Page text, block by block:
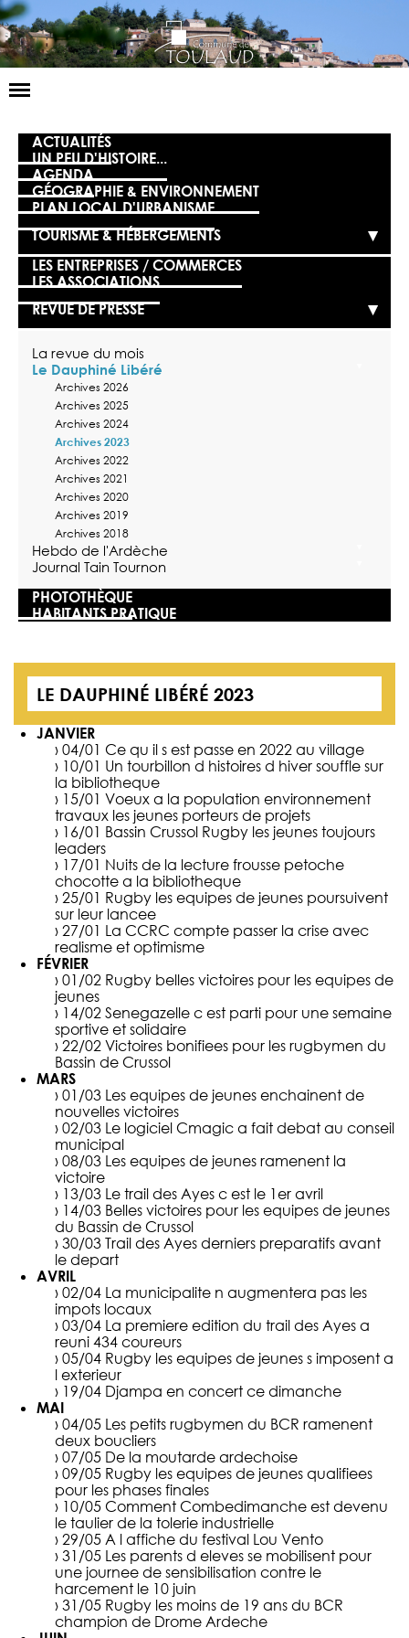
Basculer
LA MAIRIE
NOS SERVICES
LA VIE LOCALE
VOS DÉMARCHES
CONTACT
ACTUALITÉS
UN PEU D'HISTOIRE...
AGENDA
GÉOGRAPHIE & ENVIRONNEMENT
PLAN LOCAL D'URBANISME
TOURISME & HÉBERGEMENTS
LES ENTREPRISES / COMMERCES
LES ASSOCIATIONS
REVUE DE PRESSE
La revue du mois
Le Dauphiné Libéré
Archives 2026
Archives 2025
Archives 2024
Archives 2023
Archives 2022
Archives 2021
Archives 2020
Archives 2019
Archives 2018
Hebdo de l'Ardèche
Journal Tain Tournon
PHOTOTHÈQUE
HABITANTS PRATIQUE
LE DAUPHINÉ LIBÉRÉ 2023
JANVIER
› 04/01 Ce qu il s est passe en 2022 au village
› 10/01 Un tourbillon d histoires d hiver souffle sur
la bibliotheque
› 15/01 Voeux a la population environnement
travaux les jeunes porteurs de projets
› 16/01 Bassin Crussol Rugby les jeunes toujours
leaders
› 17/01 Nuits de la lecture frousse petoche
chocotte a la bibliotheque
› 25/01 Rugby les equipes de jeunes poursuivent
sur leur lancee
› 27/01 La CCRC compte passer la crise avec
realisme et optimisme
FÉVRIER
› 01/02 Rugby belles victoires pour les equipes de
jeunes
› 14/02 Senegazelle c est parti pour une semaine
sportive et solidaire
› 22/02 Victoires bonifiees pour les rugbymen du
Bassin de Crussol
MARS
› 01/03 Les equipes de jeunes enchainent de
nouvelles victoires
› 02/03 Le logiciel Cmagic a fait debat au conseil
municipal
› 08/03 Les equipes de jeunes ramenent la
victoire
› 13/03 Le trail des Ayes c est le 1er avril
› 14/03 Belles victoires pour les equipes de jeunes
du Bassin de Crussol
› 30/03 Trail des Ayes derniers preparatifs avant
le depart
AVRIL
› 02/04 La municipalite n augmentera pas les
impots locaux
› 03/04 La premiere edition du trail des Ayes a
reuni 434 coureurs
› 05/04 Rugby les equipes de jeunes s imposent a
l exterieur
› 19/04 Djampa en concert ce dimanche
MAI
› 04/05 Les petits rugbymen du BCR ramenent
deux boucliers
› 07/05 De la moutarde ardechoise
› 09/05 Rugby les equipes de jeunes qualifiees
pour les phases finales
› 10/05 Comment Combedimanche est devenu
le taulier de la tolerie industrielle
› 29/05 A l affiche du festival Lou Vento
› 31/05 Les parents d eleves se mobilisent pour
une journee de sensibilisation contre le
harcement le 10 juin
› 31/05 Rugby les moins de 19 ans du BCR
champion de Drome Ardeche